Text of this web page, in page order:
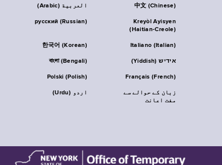
العربية (Arabic) 中文 (Chinese)
русский (Russian)
Kreyòl Ayisyen
(Haitian-Creole)
한국어 (Korean) Italiano (Italian)
বাংলা (Bengali) אידיש (Yiddish)
Polski (Polish) Français (French)
اردو (Urdu)
زبان کے حوالے سے
مفت اعانت